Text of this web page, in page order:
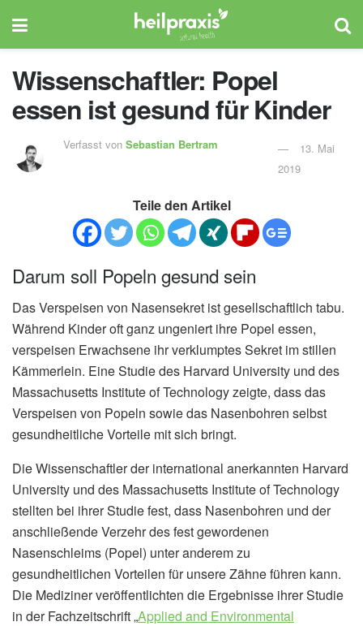
Wissenschaftler: Popel
essen ist gesund für Kinder
Verfasst vonSebastian Bertram
13. Mai
2019
Teile den Artikel
Darum soll Popeln gesund sein
Das Verspeisen von Nasensekret ist gesellschaftlich tabu.
Während Kinder oft ganz ungeniert ihre Popel essen,
verspeisen Erwachsene ihr verklumptes Sekret im stillen
Kämmerlein. Eine Studie des Harvard University und des
Massachusetts Institute of Technology zeigte, dass das
Verspeisen von Popeln sowie das Nasenbohren selbst
gesundheitliche Vorteile mit sich bringt.
Die Wissenschaftler der international anerkannten Harvard
University und des Massachusetts Institute of Technology
stellten bei ihrer Studie fest, dass Nasenbohren und der
anschließende Verzehr des fest gewordenen
Nasenschleims (Popel) unter anderem zu
gesundheitlichen Vorteilen für unsere Zähne führen kann.
Die Mediziner veröffentlichten die Ergebnisse ihrer Studie
in der Fachzeitschrift „Applied and Environmental